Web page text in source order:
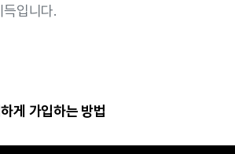
입니다.
게 가입하는 방법